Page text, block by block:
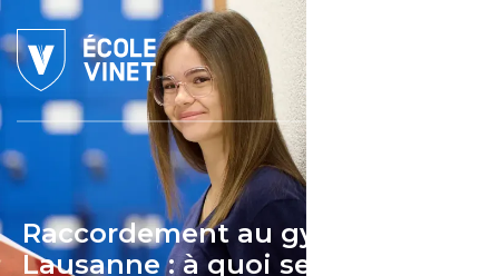
Raccordement au gymnase à
Lausanne : à quoi sert la RAC